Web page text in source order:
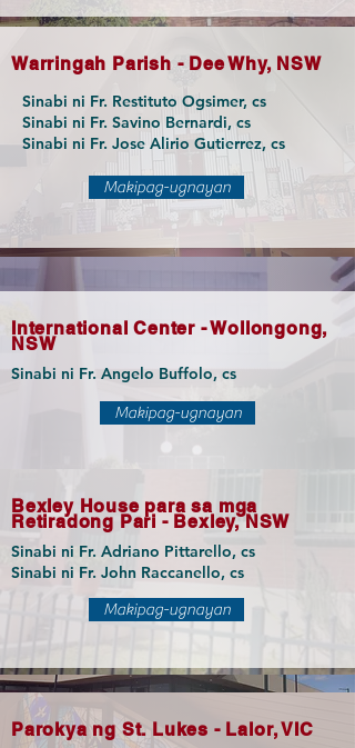
Warringah Parish - Dee Why, NSW
Sinabi ni Fr. Restituto Ogsimer, cs
Sinabi ni Fr. Savino Bernardi, cs
Sinabi ni Fr. Jose Alirio Gutierrez, cs
Makipag-ugnayan
International Center - Wollongong,
NSW
Sinabi ni Fr. Angelo Buffolo, cs
Makipag-ugnayan
Bexley House para sa mga
Retiradong Pari - Bexley, NSW
Sinabi ni Fr. Adriano Pittarello​, cs
Sinabi ni Fr. John Raccanello, cs
Makipag-ugnayan
Parokya ng St. Lukes - Lalor, VIC